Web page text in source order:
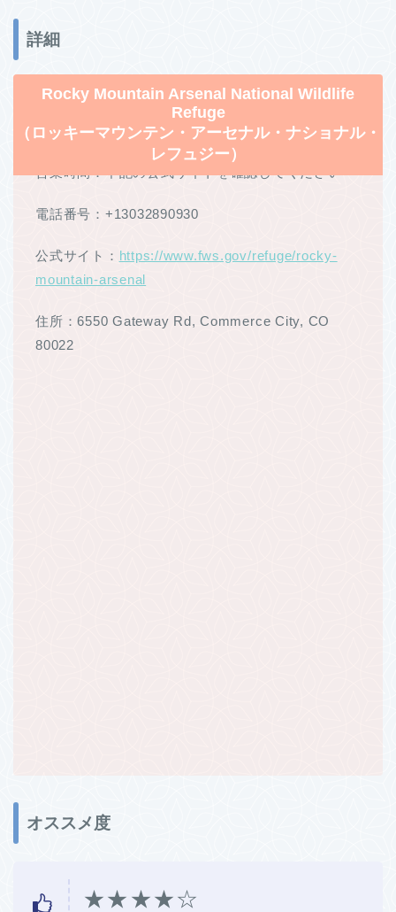
詳細
Rocky Mountain Arsenal National Wildlife
Refuge
（ロッキーマウンテン・アーセナル・ナショナル・
レフュジー）
営業時間：下記の公式サイトを確認してください
電話番号：+13032890930
公式サイト： https://www.fws.gov/refuge/rocky-
mountain-arsenal
住所：6550 Gateway Rd, Commerce City, CO
80022
オススメ度
★★★★☆